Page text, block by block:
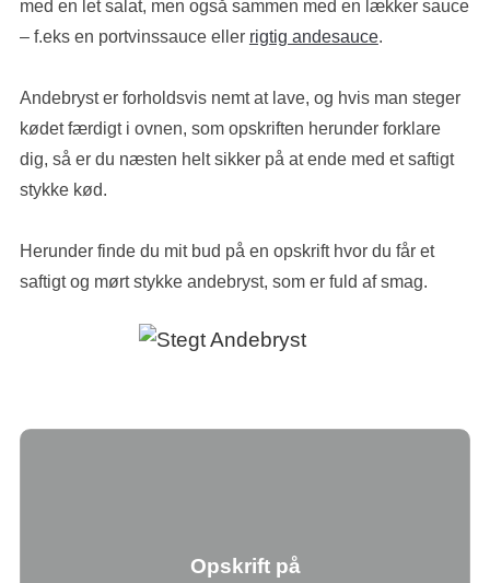
med en let salat, men også sammen med en lækker sauce
– f.eks en portvinssauce eller rigtig andesauce.
Andebryst er forholdsvis nemt at lave, og hvis man steger
kødet færdigt i ovnen, som opskriften herunder forklare
dig, så er du næsten helt sikker på at ende med et saftigt
stykke kød.
Herunder finde du mit bud på en opskrift hvor du får et
saftigt og mørt stykke andebryst, som er fuld af smag.
Opskrift på